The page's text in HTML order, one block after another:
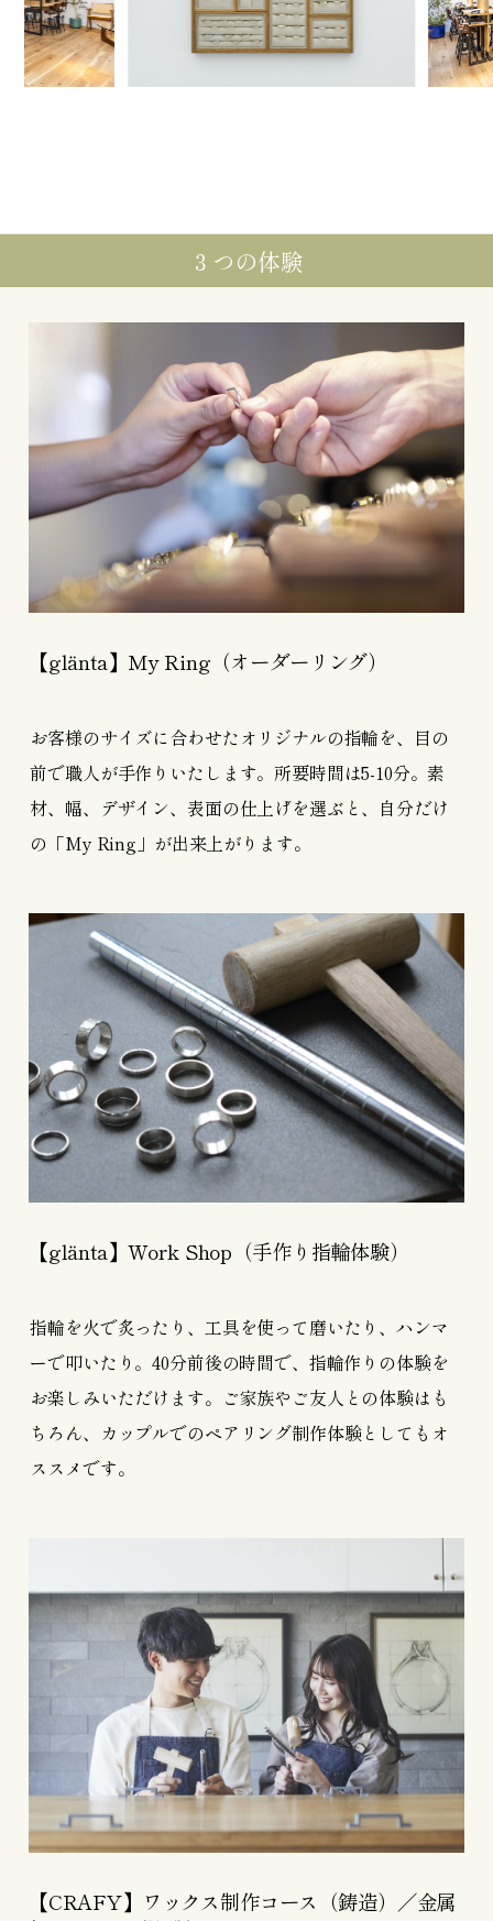
３つの体験
【glänta】My Ring（オーダーリング）
お客様のサイズに合わせたオリジナルの指輪を、目の
前で職人が手作りいたします。所要時間は5-10分。素
材、幅、デザイン、表面の仕上げを選ぶと、自分だけ
の「My Ring」が出来上がります。
【glänta】Work Shop（手作り指輪体験）
指輪を火で炙ったり、工具を使って磨いたり、ハンマ
ーで叩いたり。40分前後の時間で、指輪作りの体験を
お楽しみいただけます。ご家族やご友人との体験はも
ちろん、カップルでのペアリング制作体験としてもオ
ススメです。
【CRAFY】ワックス制作コース（鋳造）／金属